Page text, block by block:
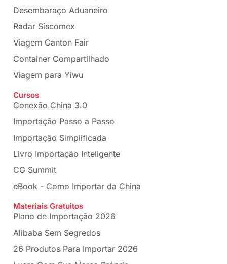
Desembaraço Aduaneiro
Radar Siscomex
Viagem Canton Fair
Container Compartilhado
Viagem para Yiwu
Cursos
Conexão China 3.0
Importação Passo a Passo
Importação Simplificada
Livro Importação Inteligente
CG Summit
eBook - Como Importar da China
Materiais Gratuitos
Plano de Importação 2026
Alibaba Sem Segredos
26 Produtos Para Importar 2026